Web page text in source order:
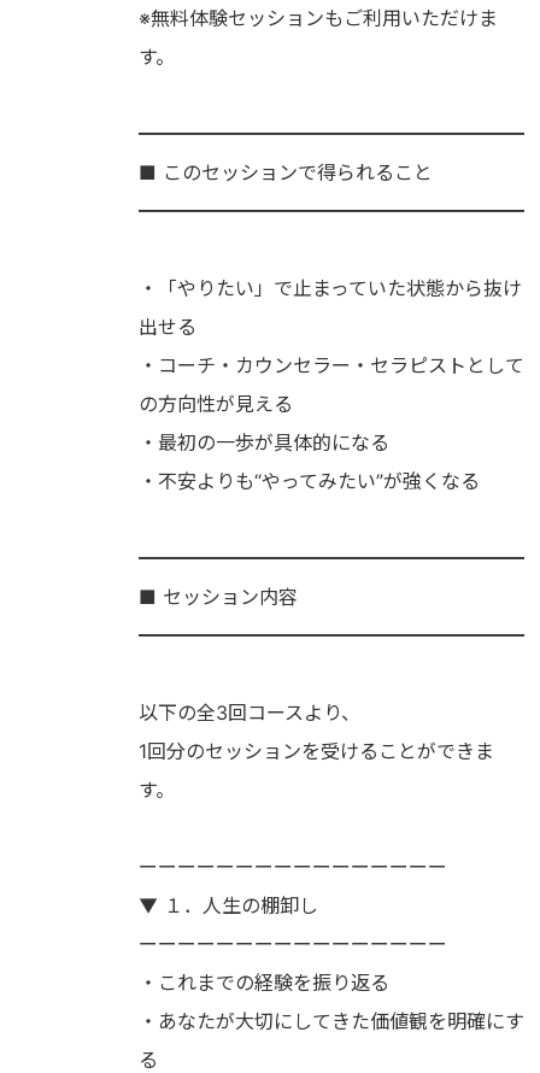
※無料体験セッションもご利用いただけま
す。
━━━━━━━━━━━━━━━━━━━━
■ このセッションで得られること
━━━━━━━━━━━━━━━━━━━━
・「やりたい」で止まっていた状態から抜け
出せる
・コーチ・カウンセラー・セラピストとして
の方向性が見える
・最初の一歩が具体的になる
・不安よりも“やってみたい”が強くなる
━━━━━━━━━━━━━━━━━━━━
■ セッション内容
━━━━━━━━━━━━━━━━━━━━
以下の全3回コースより、
1回分のセッションを受けることができま
す。
ーーーーーーーーーーーーーーーー
▼ １．人生の棚卸し
ーーーーーーーーーーーーーーーー
・これまでの経験を振り返る
・あなたが大切にしてきた価値観を明確にす
る